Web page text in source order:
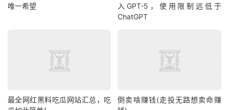
唯一希望
入GPT-5，使用限制远低于
ChatGPT
最全网红黑料吃瓜网站汇总，吃
倒卖啥赚钱(走投无路想卖命赚